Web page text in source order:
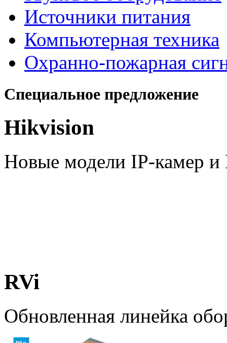
Источники питания
Компьютерная техника
Охранно-пожарная
Специальное предложение
Hikvision
Новые модели IP-камер и
RVi
Обновленная линейка